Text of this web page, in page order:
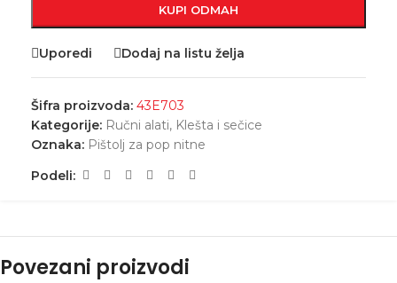
KUPI ODMAH
Uporedi Dodaj na listu želja
Šifra proizvoda: 43E703
Kategorije: Ručni alati, Klešta i sečice
Oznaka: Pištolj za pop nitne
Podeli:
Povezani proizvodi